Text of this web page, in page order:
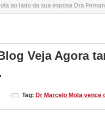
ao lado da sua esposa Dra
Veja Agora
Tag: Dr Marcelo Mota vence